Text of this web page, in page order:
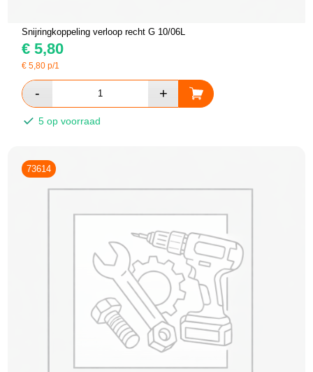
Snijringkoppeling verloop recht G 10/06L
€ 5,80
€5,80 p/1
5 op voorraad
73614